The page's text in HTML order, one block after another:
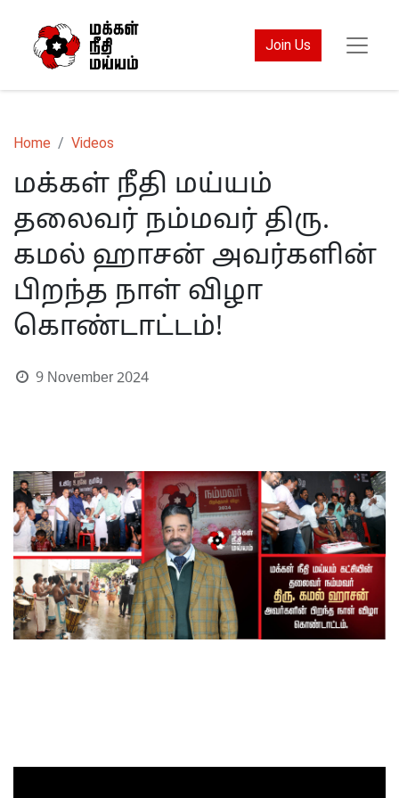
Join Us
Home Videos
மக்கள் நீதி மய்யம்
தலைவர் நம்மவர் திரு.
கமல் ஹாசன் அவர்களின்
பிறந்த நாள் விழா
கொண்டாட்டம்!
9 November 2024